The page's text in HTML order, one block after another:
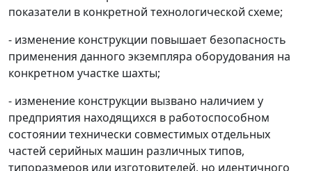
показатели в конкретной технологической схеме;
- изменение конструкции повышает безопасность
применения данного экземпляра оборудования на
конкретном участке шахты;
- изменение конструкции вызвано наличием у
предприятия находящихся в работоспособном
состоянии технически совместимых отдельных
частей серийных машин различных типов,
типоразмеров или изготовителей, но идентичного